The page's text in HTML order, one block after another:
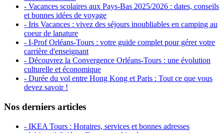
- Vacances scolaires aux Pays-Bas 2025/2026 : dates, conseils
et bonnes idées de voyage
- Iris Vacances : vivez des séjours inoubliables en camping au
coeur de lanature
- I-Prof Orléans-Tours : votre guide complet pour gérer votre
carrière d'enseignant
- Découvrez la Convergence Orléans-Tours : une évolution
culturelle et économique
- Durée du vol entre Hong Kong et Paris : Tout ce que vous
devez savoir !
Nos derniers articles
- IKEA Tours : Horaires, services et bonnes adresses